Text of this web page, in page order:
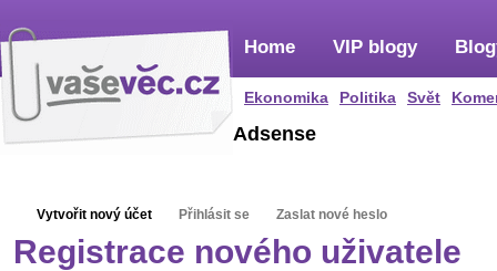
Home
Ekonomika Politika Svět
VIP blogy
Adsense
Vytvořit nový účet Přihlásit se Zaslat nové heslo
Registrace nového uživatele